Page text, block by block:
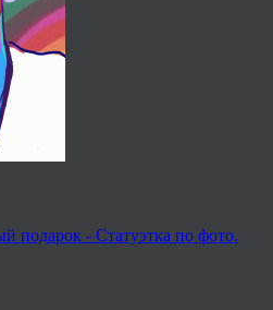
подарок - Статуэтка по фото.